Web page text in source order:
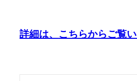
詳細は、 こちらからご覧